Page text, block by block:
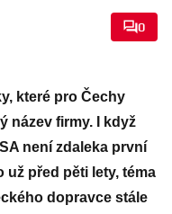
0
které pro Čechy
název firmy. I když
není zdaleka první
před pěti lety, téma
dopravce stále